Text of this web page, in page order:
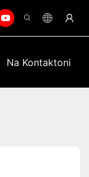
Na Kontaktoni